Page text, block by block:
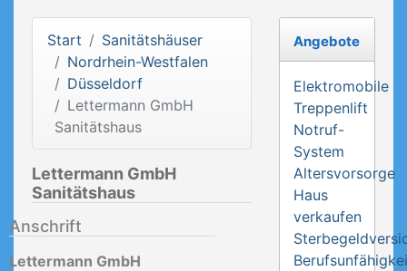
Start
Sanitätshäuser
Nordrhein-Westfalen
Düsseldorf
Lettermann GmbH
Sanitätshaus
Lettermann GmbH
Sanitätshaus
Anschrift
Lettermann GmbH
Angebote
Elektromobile
Treppenlift
Notruf-
System
Altersvorsorge
Haus
verkaufen